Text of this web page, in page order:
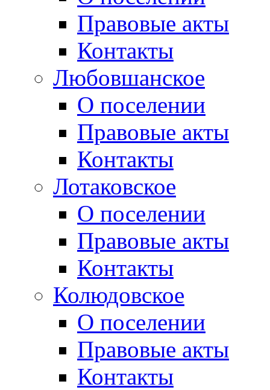
Правовые акты
Контакты
Любовшанское
О поселении
Правовые акты
Контакты
Лотаковское
О поселении
Правовые акты
Контакты
Колюдовское
О поселении
Правовые акты
Контакты